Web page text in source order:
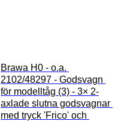
Brawa H0 - o.a.
2102/48297 - Godsvagn
för modelltåg (3) - 3× 2-
axlade slutna godsvagnar
med tryck 'Frico' och